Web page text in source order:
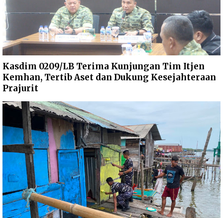
Kasdim 0209/LB Terima Kunjungan Tim Itjen
Kemhan, Tertib Aset dan Dukung Kesejahteraan
Prajurit